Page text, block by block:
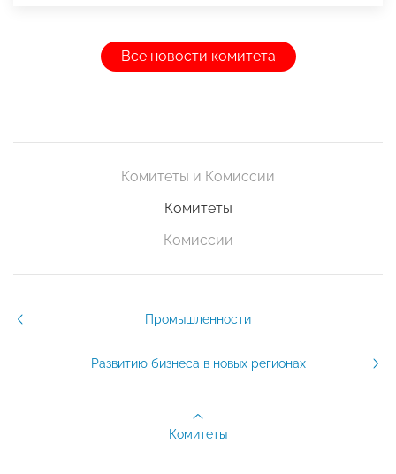
Все новости комитета
Комитеты и Комиссии
Комитеты
Комиссии
Промышленности
Развитию бизнеса в новых регионах
Комитеты